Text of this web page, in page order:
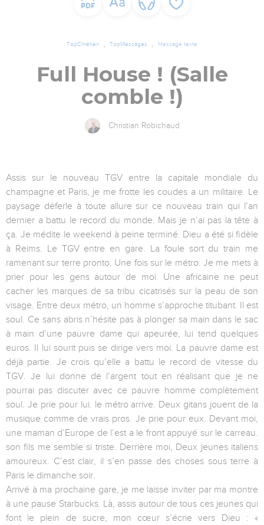
TopChrétien TopMessages Message texte
Full House ! (Salle
comble !)
Christian Robichaud
Assis sur le nouveau TGV entre la capitale mondiale du
champagne et Paris, je me frotte les coudes a un militaire. Le
paysage déferle à toute allure sur ce nouveau train qui l’an
dernier a battu le record du monde. Mais je n’ai pas la tête à
ça. Je médite le weekend à peine terminé. Dieu a été si fidèle
à Reims. Le TGV entre en gare. La foule sort du train me
ramenant sur terre pronto. Une fois sur le métro. Je me mets à
prier pour les gens autour de moi. Une africaine ne peut
cacher les marques de sa tribu cicatrisés sur la peau de son
visage. Entre deux métro, un homme s’approche titubant. Il est
soul. Ce sans abris n’hésite pas à plonger sa main dans le sac
à main d’une pauvre dame qui apeurée, lui tend quelques
euros. Il lui sourit puis se dirige vers moi. La pauvre dame est
déjà partie. Je crois qu’elle a battu le record de vitesse du
TGV. Je lui donne de l’argent tout en réalisant que je ne
pourrai pas discuter avec ce pauvre homme complètement
soul. Je prie pour lui. le métro arrive. Deux gitans jouent de la
musique comme de vrais pros. Je prie pour eux. Devant moi,
une maman d’Europe de l’est a le front appuyé sur le carreau.
son fils me semble si triste. Derrière moi, Deux jeunes italiens
amoureux. C’est clair, il s’en passe des choses sous terre à
Paris le dimanche soir.
Arrivé à ma prochaine gare, je me laisse inviter par ma montre
à une pause Starbucks. Là, assis autour de tous ces jeunes qui
font le plein de sucre, mon cœur s’écrie vers Dieu : «